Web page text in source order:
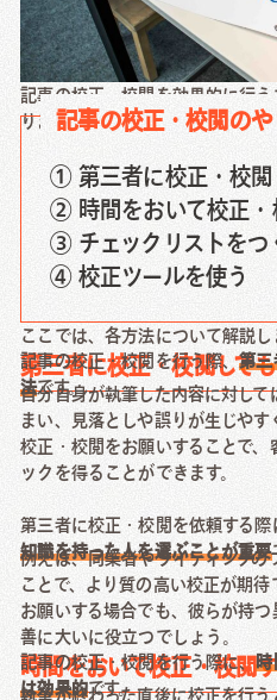
記事の校正・校閲を効果的に行
ります。記事の校正・校閲のや
① 第三者に校正・校閲
② 時間をおいて校正・
③ チェックリストをつ
④ 校正ツールを使う
ここでは、各方法について解説し
第三者に校正・校閲して
記事の校正・校閲を行う際、第三
法です。
自分自身が執筆した内容に対して
まい、見落としや誤りが生じや
校正・校閲をお願いすることで
ックを得ることができます。
第三者に校正・校閲を依頼する際
知識を持った人を選ぶことが重要
例えば、同業者やライティングの
ことで、より質の高い校正が期
お願いする場合でも、彼らが持
善に大いに役立つでしょう。
時間をおいて校正・校閲
記事の校正・校閲を行う際に、時
は効果的です。
執筆が終わった直後に校正を行